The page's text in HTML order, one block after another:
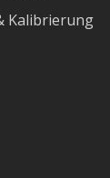
Kalibrierung